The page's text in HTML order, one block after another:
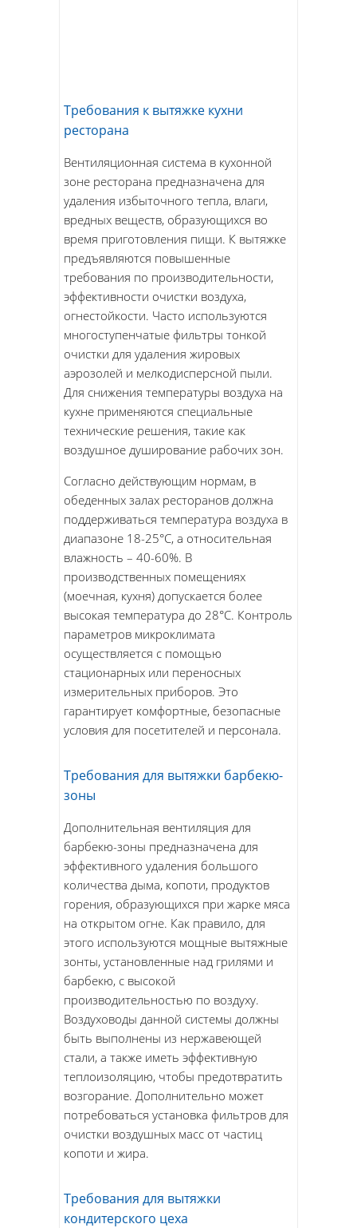
Требования к вытяжке кухни
ресторана
Вентиляционная система в кухонной
зоне ресторана предназначена для
удаления избыточного тепла, влаги,
вредных веществ, образующихся во
время приготовления пищи. К вытяжке
предъявляются повышенные
требования по производительности,
эффективности очистки воздуха,
огнестойкости. Часто используются
многоступенчатые фильтры тонкой
очистки для удаления жировых
аэрозолей и мелкодисперсной пыли.
Для снижения температуры воздуха на
кухне применяются специальные
технические решения, такие как
воздушное душирование рабочих зон.
Согласно действующим нормам, в
обеденных залах ресторанов должна
поддерживаться температура воздуха в
диапазоне 18-25°C, а относительная
влажность – 40-60%. В
производственных помещениях
(моечная, кухня) допускается более
высокая температура до 28°C. Контроль
параметров микроклимата
осуществляется с помощью
стационарных или переносных
измерительных приборов. Это
гарантирует комфортные, безопасные
условия для посетителей и персонала.
Требования для вытяжки барбекю-
зоны
Дополнительная вентиляция для
барбекю-зоны предназначена для
эффективного удаления большого
количества дыма, копоти, продуктов
горения, образующихся при жарке мяса
на открытом огне. Как правило, для
этого используются мощные вытяжные
зонты, установленные над грилями и
барбекю, с высокой
производительностью по воздуху.
Воздуховоды данной системы должны
быть выполнены из нержавеющей
стали, а также иметь эффективную
теплоизоляцию, чтобы предотвратить
возгорание. Дополнительно может
потребоваться установка фильтров для
очистки воздушных масс от частиц
копоти и жира.
Требования для вытяжки
кондитерского цеха